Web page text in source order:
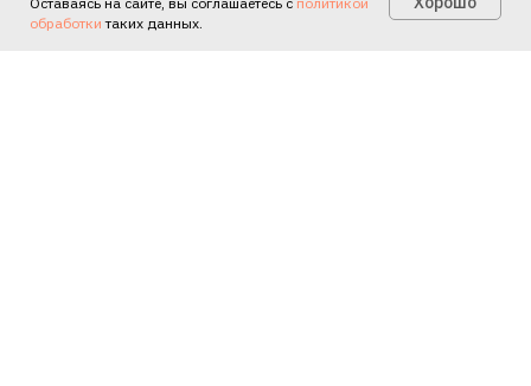
обработки таких данных.